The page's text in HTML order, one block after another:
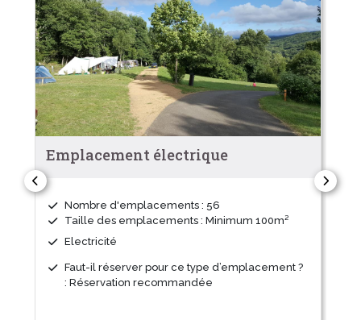
Emplacement électrique
Nombre d'emplacements : 56
Taille des emplacements : Minimum 100m²
Electricité
Faut-il réserver pour ce type d’emplacement ?
: Réservation recommandée